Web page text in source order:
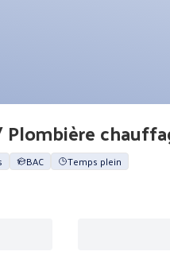
BAC
Temps plein